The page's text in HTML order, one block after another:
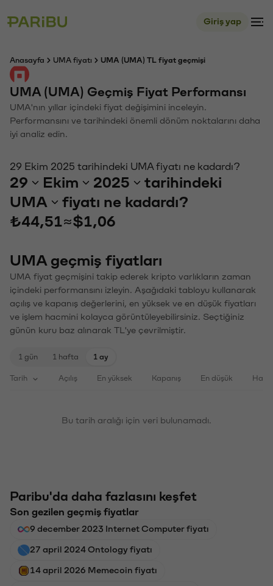
Giriş yap
Anasayfa UMA fiyatı UMA (UMA) TL fiyat geçmişi
UMA (UMA) Geçmiş Fiyat Performansı
UMA'nın yıllar içindeki fiyat değişimini inceleyin.
Performansını ve tarihindeki önemli dönüm noktalarını daha
iyi analiz edin.
29 Ekim 2025 tarihindeki UMA fiyatı ne kadardı?
29 Ekim 2025
tarihindeki
UMA
fiyatı ne kadardı?
₺44,51≈$1,06
UMA geçmiş fiyatları
UMA fiyat geçmişini takip ederek kripto varlıkların zaman
içindeki performansını izleyin. Aşağıdaki tabloyu kullanarak
açılış ve kapanış değerlerini, en yüksek ve en düşük fiyatları
ve işlem hacmini kolayca görüntüleyebilirsiniz. Seçtiğiniz
günün kuru baz alınarak TL'ye çevrilmiştir.
1 gün 1 hafta 1 ay
Tarih Açılış En yüksek Kapanış En düşük
Bu tarih aralığı için veri bulunamadı.
Paribu'da daha fazlasını keşfet
Son gezilen geçmiş fiyatlar
9 december 2023 Internet Computer fiyatı
27 april 2024 Ontology fiyatı
14 april 2026 Memecoin fiyatı